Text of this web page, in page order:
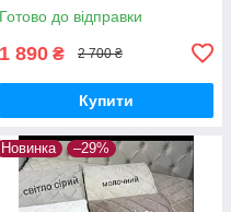
Готово до відправки
1 890 ₴ 2 700 ₴
Купити
Новинка –29%